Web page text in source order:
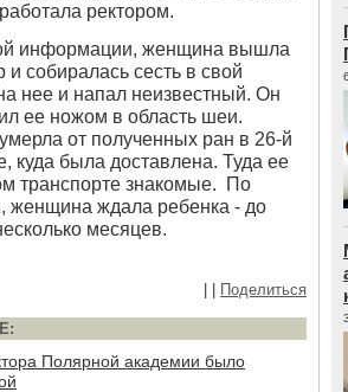
ректором.
информации, женщина вышла
и собиралась сесть в свой
нее и напал неизвестный. Он
ее ножом в область шеи.
от полученных ран в 26-й
куда была доставлена. Туда ее
транспорте знакомые. По
женщина ждала ребенка - до
месяцев.
Поделиться
Полярной академии было